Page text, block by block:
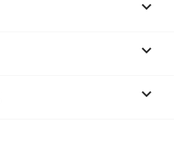


